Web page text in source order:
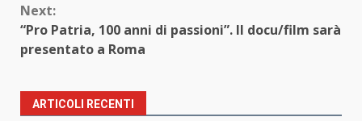
Next:
“Pro Patria, 100 anni di passioni”. Il docu/film sarà
presentato a Roma
ARTICOLI RECENTI